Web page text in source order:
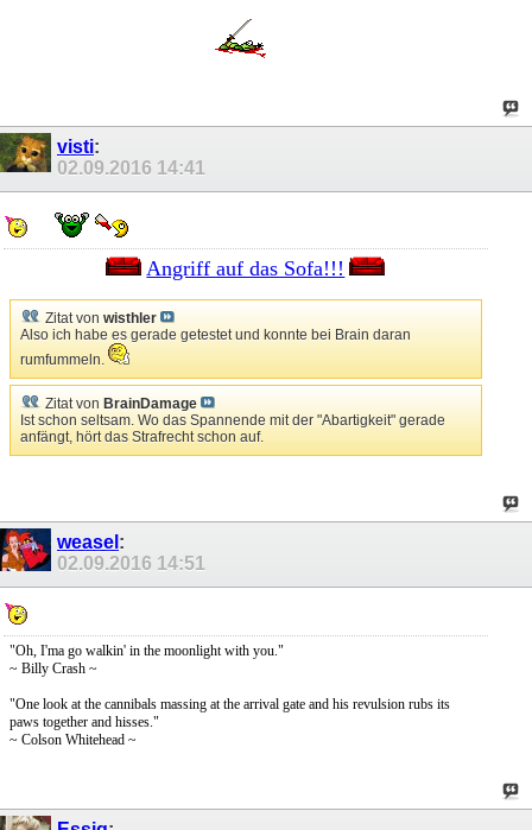
visti:
02.09.2016 14:41
Angriff auf das Sofa!!!
Zitat von wisthler
Also ich habe es gerade getestet und konnte bei Brain daran
rumfummeln.
Zitat von BrainDamage
Ist schon seltsam. Wo das Spannende mit der "Abartigkeit" gerade
anfängt, hört das Strafrecht schon auf.
weasel :
02.09.2016 14:51
"Oh, I'ma go walkin' in the moonlight with you."
~ Billy Crash ~
"One look at the cannibals massing at the arrival gate and his revulsion rubs its
paws together and hisses."
~ Colson Whitehead ~